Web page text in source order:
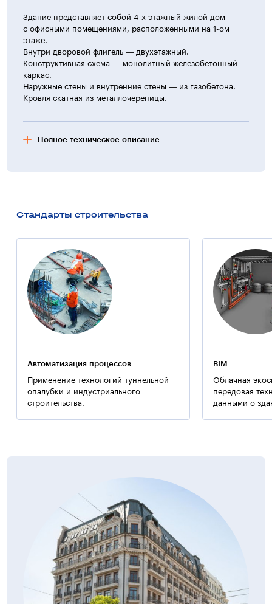
Здание представляет собой 4-х этажный жилой дом
с офисными помещениями, расположенными на 1-ом
этаже.
Внутри дворовой флигель — двухэтажный.
Конструктивная схема — монолитный железобетонный
каркас.
Наружные стены и внутренние стены — из газобетона.
Кровля скатная из металлочерепицы.
Полное техническое описание
Стандарты строительства
Автоматизация процессов
Применение технологий туннельной
опалубки и индустриального
строительства.
BIM
Облачная
передовая
данными о